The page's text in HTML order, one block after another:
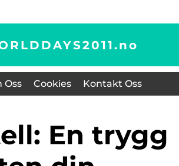
no
Oss Cookies Kontakt Oss